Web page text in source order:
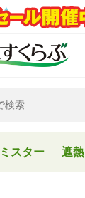
スター 遮